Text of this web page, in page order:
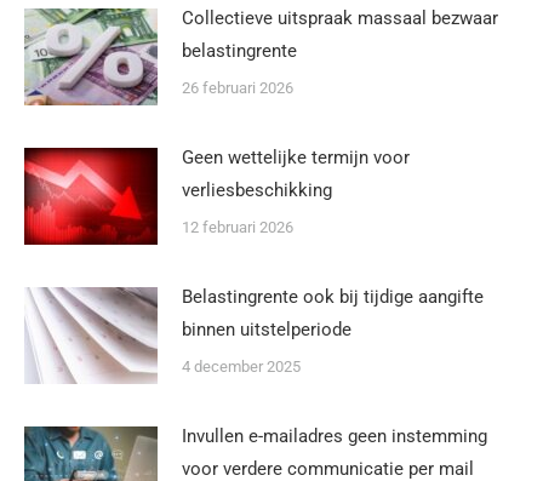
Collectieve uitspraak massaal bezwaar
belastingrente
26 februari 2026
Geen wettelijke termijn voor
verliesbeschikking
12 februari 2026
Belastingrente ook bij tijdige aangifte
binnen uitstelperiode
4 december 2025
Invullen e-mailadres geen instemming
voor verdere communicatie per mail